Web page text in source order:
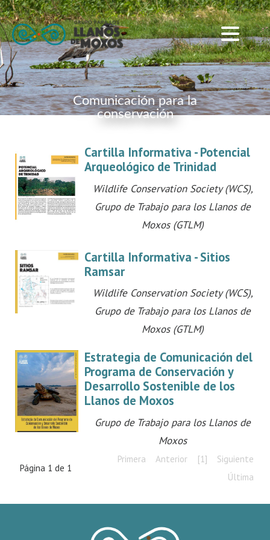
Comunicación para la
conservación
Cartilla Informativa - Potencial
Arqueológico de Trinidad
Wildlife Conservation Society (WCS),
Grupo de Trabajo para los Llanos de
Moxos (GTLM)
Cartilla Informativa - Sitios
Ramsar
Wildlife Conservation Society (WCS),
Grupo de Trabajo para los Llanos de
Moxos (GTLM)
Estrategia de Comunicación del
Programa de Conservación y
Desarrollo Sostenible de los
Llanos de Moxos
Grupo de Trabajo para los Llanos de
Moxos
Página 1 de 1
Primera Anterior [1]
Siguiente
Última